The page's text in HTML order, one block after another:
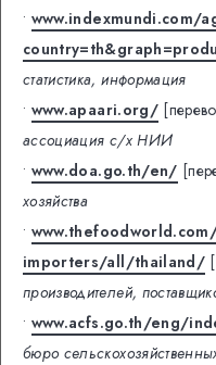
• www.indexmundi.com/
статистика, информация
• www.apaari.org/
ассоциация с/х НИИ
• www.doa.go.th/en/
хозяйства
•
importers/all/thailand/
производителей,
• www.acfs.go.th/eng/
бюро